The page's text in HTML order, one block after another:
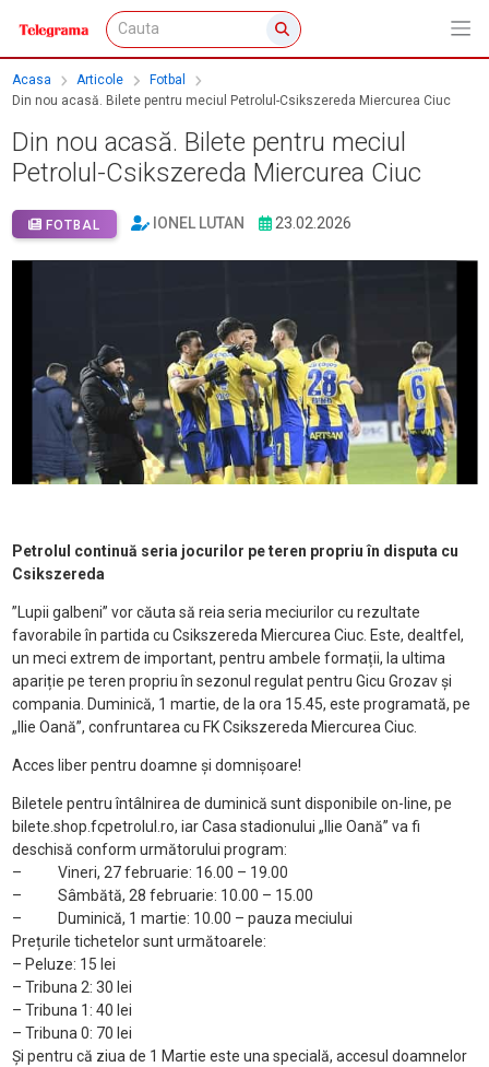
Acasa Articole
Fotbal
Din nou acasă. Bilete pentru meciul Petrolul-Csikszereda Miercurea Ciuc
Din nou acasă. Bilete pentru meciul
Petrolul-Csikszereda Miercurea Ciuc
FOTBAL IONEL LUTAN 23.02.2026
Petrolul continuă seria jocurilor pe teren propriu în disputa cu
Csikszereda
”Lupii galbeni” vor căuta să reia seria meciurilor cu rezultate
favorabile în partida cu Csikszereda Miercurea Ciuc. Este, dealtfel,
un meci extrem de important, pentru ambele formații, la ultima
apariție pe teren propriu în sezonul regulat pentru Gicu Grozav și
compania. Duminică, 1 martie, de la ora 15.45, este programată, pe
„Ilie Oană”, confruntarea cu FK Csikszereda Miercurea Ciuc.
Acces liber pentru doamne și domnișoare!
Biletele pentru întâlnirea de duminică sunt disponibile on-line, pe
bilete.shop.fcpetrolul.ro, iar Casa stadionului „Ilie Oană” va fi
deschisă conform următorului program:
– Vineri, 27 februarie: 16.00 – 19.00
– Sâmbătă, 28 februarie: 10.00 – 15.00
– Duminică, 1 martie: 10.00 – pauza meciului
Prețurile tichetelor sunt următoarele:
– Peluze: 15 lei
– Tribuna 2: 30 lei
– Tribuna 1: 40 lei
– Tribuna 0: 70 lei
Și pentru că ziua de 1 Martie este una specială, accesul doamnelor